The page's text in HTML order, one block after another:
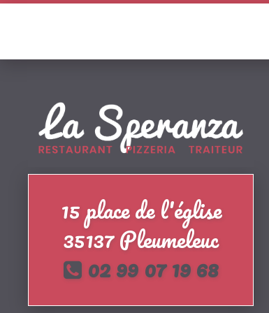
15 place de l'église
35137 Pleumeleuc
02 99 07 19 68